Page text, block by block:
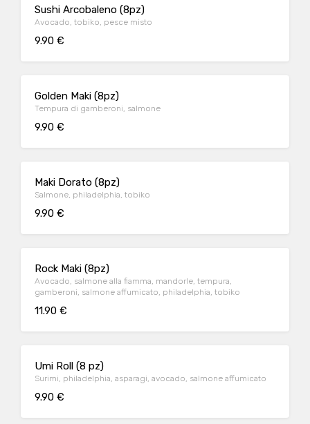
Sushi Arcobaleno (8pz)
Avocado, tobiko, pesce misto
9.90 €
Golden Maki (8pz)
Tempura di gamberoni, salmone
9.90 €
Maki Dorato (8pz)
Salmone, philadelphia, tobiko
9.90 €
Rock Maki (8pz)
Avocado, salmone alla fiamma, mandorle, tempura,
gamberoni, salmone affumicato, philadelphia, tobiko
11.90 €
Umi Roll (8 pz)
Surimi, philadelphia, asparagi, avocado, salmone affumicato
9.90 €